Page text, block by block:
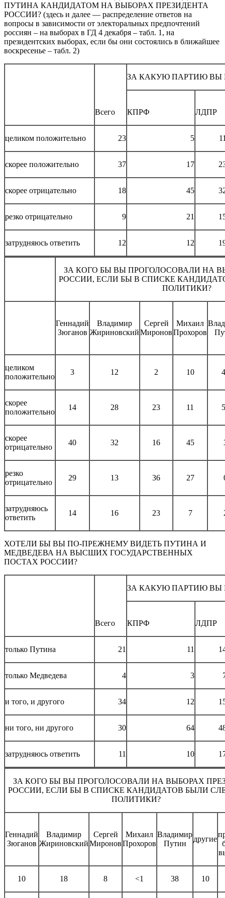
ПУТИНА КАНДИДАТОМ НА ВЫБОРАХ ПРЕЗИДЕНТА
РОССИИ? (здесь и далее — распределение ответов на
вопросы в зависимости от электоральных предпочтений
россиян – на выборах в ГД 4 декабря – табл. 1, на
президентских выборах, если бы они состоялись в ближайшее
воскресенье – табл. 2)
Всего
ЗА КАКУЮ ПАРТИЮ ВЫ
КПРФ ЛДПР
целиком положительно 23 5
скорее положительно 37 17
скорее отрицательно 18 45
резко отрицательно 9 21
затрудняюсь ответить 12 12
ЗА КОГО БЫ ВЫ ПРОГОЛОСОВАЛИ НА
РОССИИ, ЕСЛИ БЫ В СПИСКЕ
ПОЛИТИКИ?
Геннадий
Зюганов
Владимир
Жириновский
Сергей
Миронов
Михаил
Прохоров
целиком
положительно
3 12 2 10
скорее
положительно
14 28 23 11
скорее
отрицательно
40 32 16 45
резко
отрицательно
29 13 36 27
затрудняюсь
ответить
14 16 23 7
ХОТЕЛИ БЫ ВЫ ПО-ПРЕЖНЕМУ ВИДЕТЬ ПУТИНА И
МЕДВЕДЕВА НА ВЫСШИХ ГОСУДАРСТВЕННЫХ
ПОСТАХ РОССИИ?
Всего
ЗА КАКУЮ ПАРТИЮ ВЫ
КПРФ ЛДПР
только Путина 21 11
только Медведева 4 3
и того, и другого 34 12
ни того, ни другого 30 64
затрудняюсь ответить 11 10
ЗА КОГО БЫ ВЫ ПРОГОЛОСОВАЛИ НА ВЫБОРАХ
РОССИИ, ЕСЛИ БЫ В СПИСКЕ КАНДИДАТОВ БЫЛИ
ПОЛИТИКИ?
Геннадий
Зюганов
Владимир
Жириновский
Сергей
Миронов
Михаил
Прохоров
Владимир
Путин
другие
10 18 8 <1 38 10